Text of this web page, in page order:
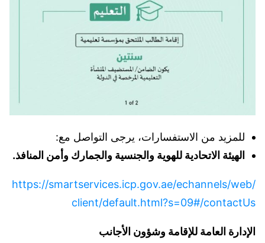
للمزيد من الاستفسارات، يرجى التواصل مع:
الهيئة الاتحادية للهوية والجنسية والجمارك وأمن المنافذ.
https://smartservices.icp.gov.ae/echannels/web/
client/default.html?s=09#/contactUs
الإدارة العامة للإقامة وشؤون الأجانب